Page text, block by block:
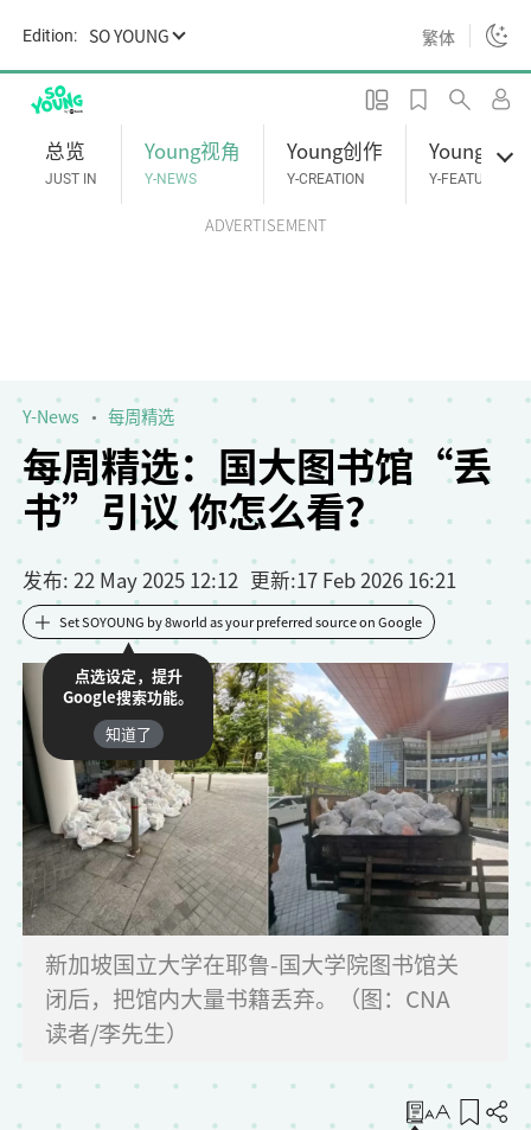
i
Edition: SO YOUNG 繁体
总览
JUST IN
Young视角
Y-NEWS
Young创作
Y-CREATION
Young专题
Y-FEATURES
ADVERTISEMENT
每周精选：国大图书馆“丢
书”引议 你怎么看？
Y-News 每周精选
发布: 22 May 2025 12:12 更新:17 Feb 2026 16:21
Set SOYOUNG by 8world as your preferred source on Google
点选设定，提升
Google搜索功能。
知道了
新加坡国立大学在耶鲁-国大学院图书馆关
闭后，把馆内大量书籍丢弃。（图：CNA
读者/李先生）
收藏